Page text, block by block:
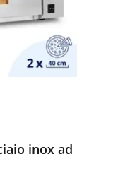
inox ad